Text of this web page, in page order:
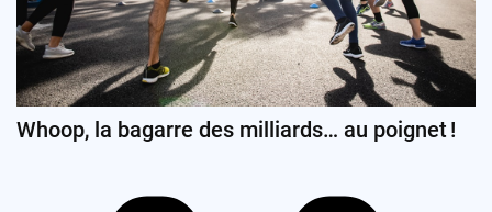
Whoop, la bagarre des milliards… au poignet !